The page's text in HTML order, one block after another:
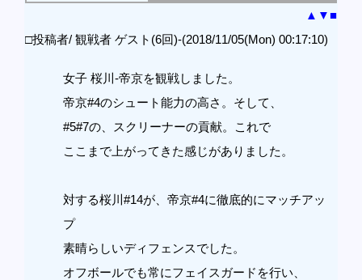
▲ ▼■
□投稿者/ 観戦者 ゲスト(6回)-(2018/11/05(Mon) 00:17:10)
女子 桜川-帝京を観戦しました。
帝京#4のシュート能力の高さ。そして、
#5#7の、スクリーナーの貢献。これで
ここまで上がってきた感じがありました。
対する桜川#14が、帝京#4に徹底的にマッチアッ
プ
素晴らしいディフェンスでした。
オフボールでも常にフェイスガードを行い、